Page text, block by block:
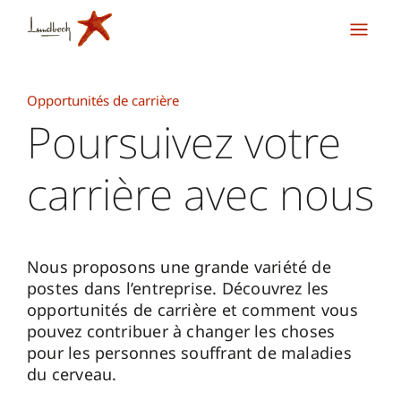
Opportunités de carrière
Poursuivez votre
carrière avec nous
Nous proposons une grande variété de
postes dans l’entreprise. Découvrez les
opportunités de carrière et comment vous
pouvez contribuer à changer les choses
pour les personnes souffrant de maladies
du cerveau.